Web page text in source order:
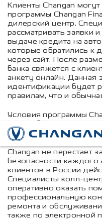
Клиенты Changan
программы Changan
дилерский центр.
рассматривать заявки
выдаче кредита на
которые обратились к
через сайт. После
банка свяжется с
анкету онлайн. Данная
идентификации будет
правилам, что и
Условия программы
список банков
официальном сайте
Changan не перестает
безопасности каждого
клиентов в России
Специалисты колл-
оперативно оказать
профессиональную
ремонта и
также по электронной